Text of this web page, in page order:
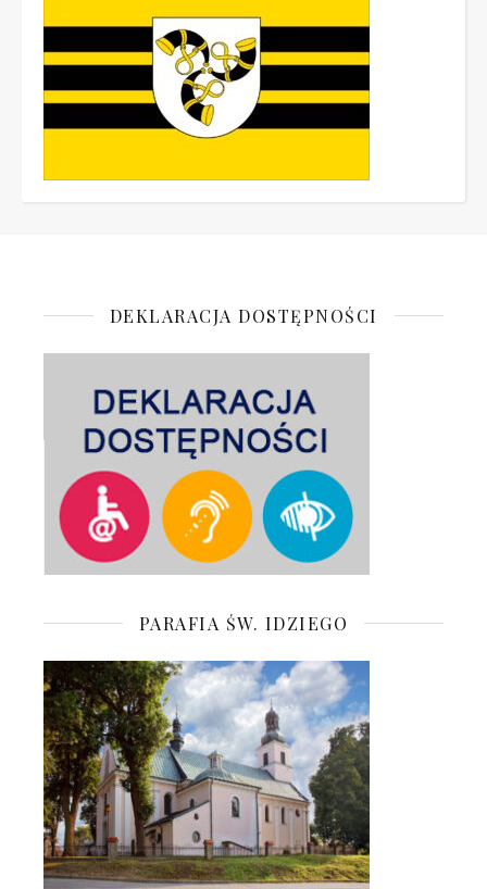
DEKLARACJA DOSTĘPNOŚCI
PARAFIA ŚW. IDZIEGO